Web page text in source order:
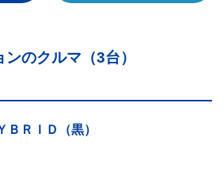
のクルマ（3台）
ＲＩＤ（黒）